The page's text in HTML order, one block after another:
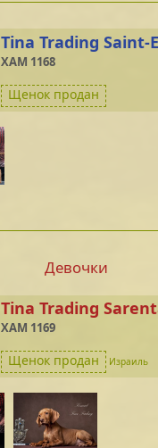
Tina Trading Saint-
XAM 1168
Щенок продан
Девочки
Tina Trading
XAM 1169
Щенок продан Израиль